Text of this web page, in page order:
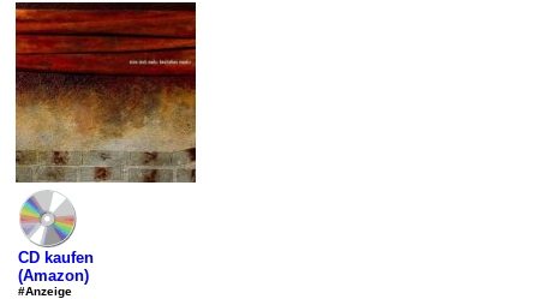
CD kaufen
(Amazon)
#Anzeige